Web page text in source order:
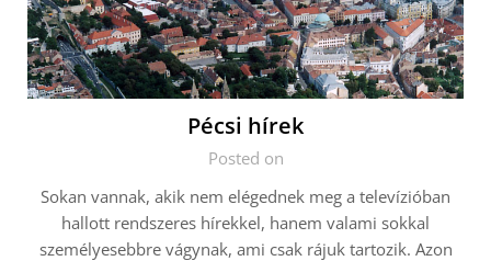
Pécsi hírek
Posted on
Sokan vannak, akik nem elégednek meg a televízióban
hallott rendszeres hírekkel, hanem valami sokkal
személyesebbre vágynak, ami csak rájuk tartozik. Azon